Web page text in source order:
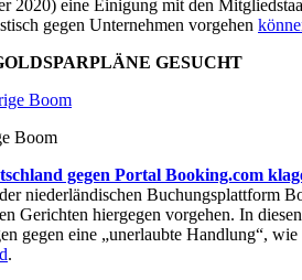
2020) eine Einigung mit den
gegen Unternehmen vorgehen
GESUCHT
Boom
gegen Portal Booking.com
niederländischen Buchungsplattform
Gerichten hiergegen vorgehen. In
gegen eine „unerlaubte Handlung“,
.